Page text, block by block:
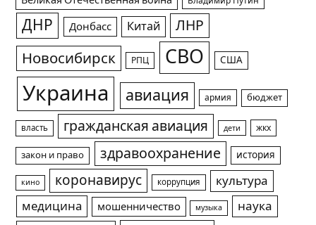
ДНР Донбасс Китай ЛНР
Новосибирск РПЦ СВО США
Украина авиация армия бюджет
власть гражданская авиация дети жкх
закон и право здравоохранение история
кино коронавирус коррупция
культура
медицина
мошенничество музыка
наука